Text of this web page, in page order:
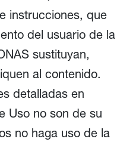
instrucciones, que
del usuario de la
sustituyan,
al contenido.
detalladas en
Uso no son de su
no haga uso de la